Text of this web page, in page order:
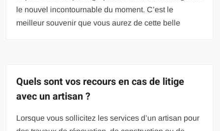
le nouvel incontournable du moment. C’est le
meilleur souvenir que vous aurez de cette belle
Quels sont vos recours en cas de litige
avec un artisan ?
Lorsque vous sollicitez les services d’un artisan pour